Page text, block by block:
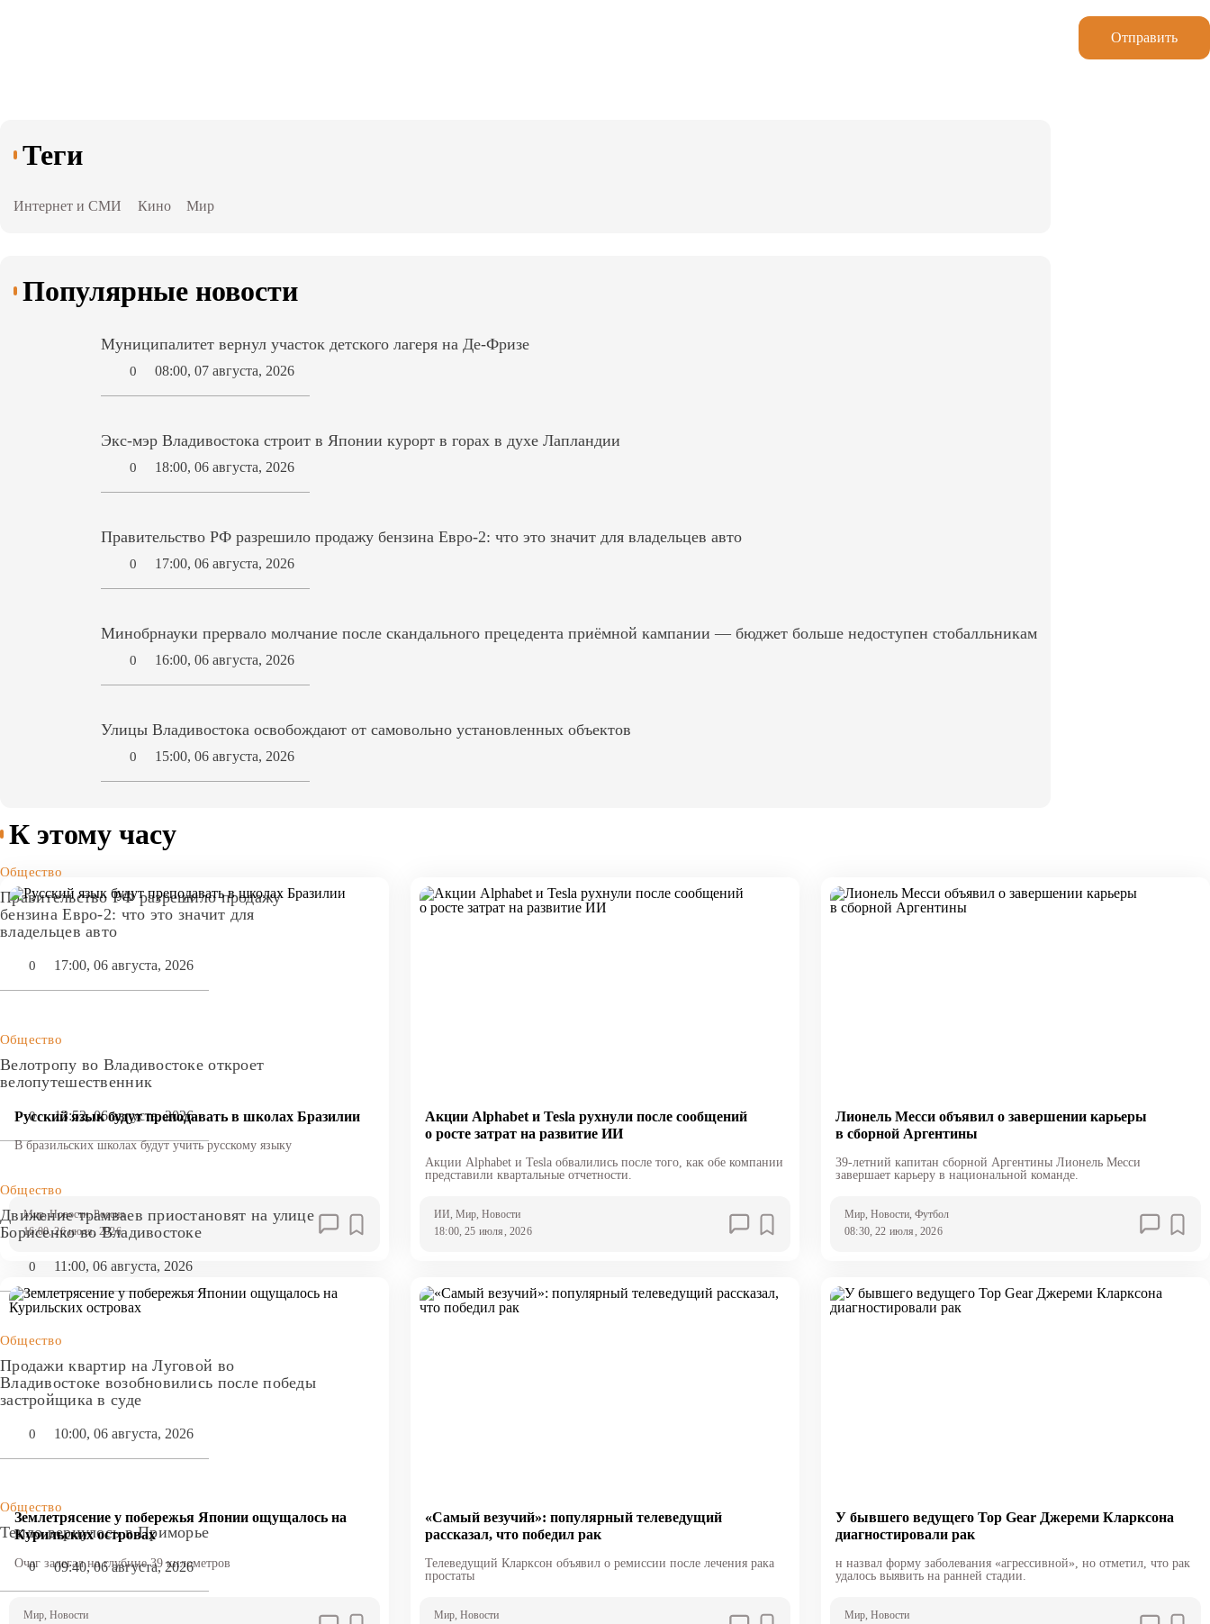
Отправить
Теги
Интернет и СМИ Кино Мир
Популярные новости
Муниципалитет вернул участок детского лагеря на Де-Фризе
0 08:00, 07 августа, 2026
Экс-мэр Владивостока строит в Японии курорт в горах в духе Лапландии
0 18:00, 06 августа, 2026
Правительство РФ разрешило продажу бензина Евро-2: что это значит для владельцев авто
0 17:00, 06 августа, 2026
Минобрнауки прервало молчание после скандального прецедента приёмной кампании — бюджет больше недоступен стобалльникам
0 16:00, 06 августа, 2026
Улицы Владивостока освобождают от самовольно установленных объектов
0 15:00, 06 августа, 2026
К этому часу
Общество
Правительство РФ разрешило продажу
бензина Евро-2: что это значит для
владельцев авто
0 17:00, 06 августа, 2026
Общество
Велотропу во Владивостоке откроет
велопутешественник
0 13:52, 06 августа, 2026
Общество
Движение трамваев приостановят на улице
Борисенко во Владивостоке
0 11:00, 06 августа, 2026
Общество
Продажи квартир на Луговой во
Владивостоке возобновились после победы
застройщика в суде
0 10:00, 06 августа, 2026
Общество
Тепло вернулось в Приморье
0 09:40, 06 августа, 2026
Русский язык будут преподавать в школах Бразилии
В бразильских школах будут учить русскому языку
Мир, Новости, Россия
16:00, 26 июля, 2026
Акции Alphabet и Tesla рухнули после сообщений
о росте затрат на развитие ИИ
Акции Alphabet и Tesla обвалились после того, как обе компании
представили квартальные отчетности.
ИИ, Мир, Новости
18:00, 25 июля, 2026
Лионель Месси объявил о завершении карьеры
в сборной Аргентины
39-летний капитан сборной Аргентины Лионель Месси
завершает карьеру в национальной команде.
Мир, Новости, Футбол
08:30, 22 июля, 2026
Землетрясение у побережья Японии ощущалось на
Курильских островах
Очаг залегал на глубине 39 километров
Мир , Новости
«Самый везучий»: популярный телеведущий
рассказал, что победил рак
Телеведущий Кларксон объявил о ремиссии после лечения рака
простаты
Мир, Новости
У бывшего ведущего Top Gear Джереми Кларксона
диагностировали рак
н назвал форму заболевания «агрессивной», но отметил, что рак
удалось выявить на ранней стадии.
Мир, Новости